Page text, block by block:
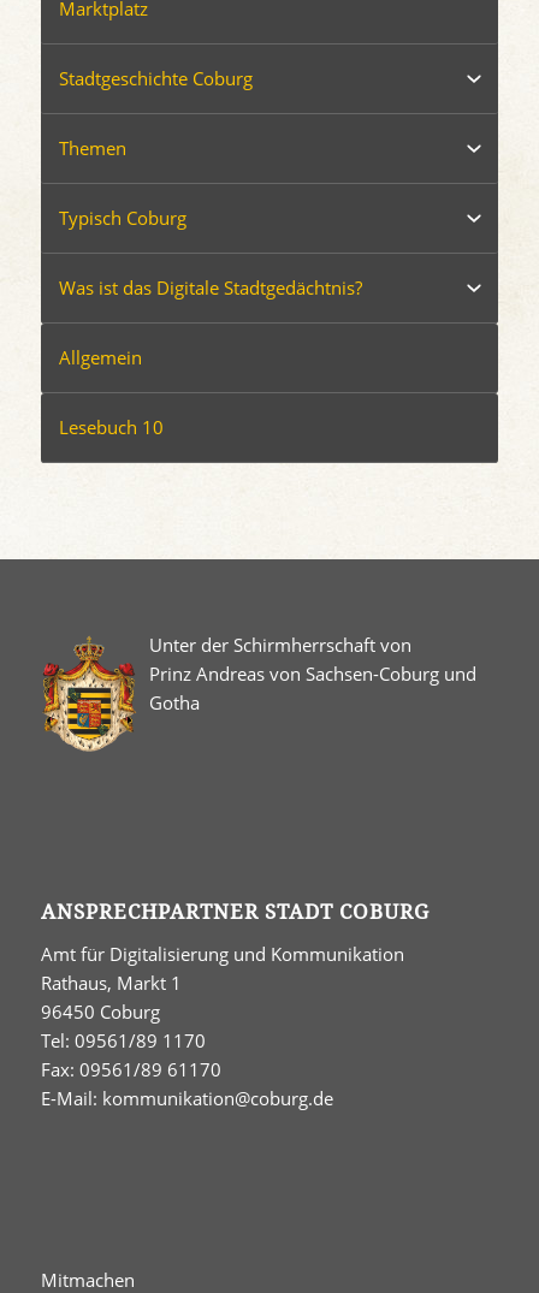
Marktplatz
Stadtgeschichte Coburg
Themen
Typisch Coburg
Was ist das Digitale Stadtgedächtnis?
Allgemein
Lesebuch 10
Unter der Schirmherrschaft von
Prinz Andreas von Sachsen-Coburg und
Gotha
ANSPRECHPARTNER STADT COBURG
Amt für Digitalisierung und Kommunikation
Rathaus, Markt 1
96450 Coburg
Tel: 09561/89 1170
Fax: 09561/89 61170
E-Mail: kommunikation@coburg.de
Mitmachen